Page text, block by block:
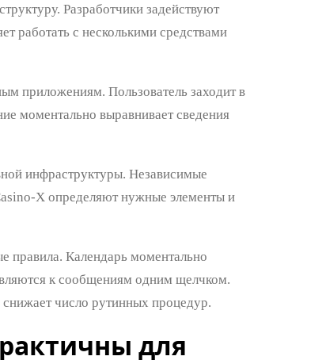
Разработчики задействуют
работать с несколькими средствами
приложениям. Пользователь заходит в
моментально выравнивает сведения
инфраструктуры. Независимые
X определяют нужные элементы и
правила. Календарь моментально
к сообщениям одним щелчком.
число рутинных процедур.
для